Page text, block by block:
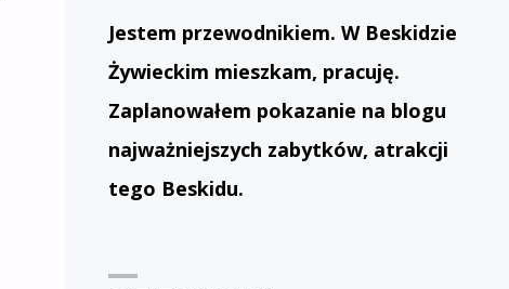
Jestem przewodnikiem. W Beskidzie
Żywieckim mieszkam, pracuję.
Zaplanowałem pokazanie na blogu
najważniejszych zabytków, atrakcji
tego Beskidu.